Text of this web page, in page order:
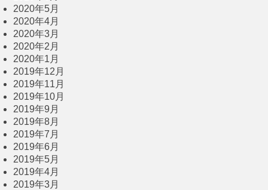
2020年5月
2020年4月
2020年3月
2020年2月
2020年1月
2019年12月
2019年11月
2019年10月
2019年9月
2019年8月
2019年7月
2019年6月
2019年5月
2019年4月
2019年3月